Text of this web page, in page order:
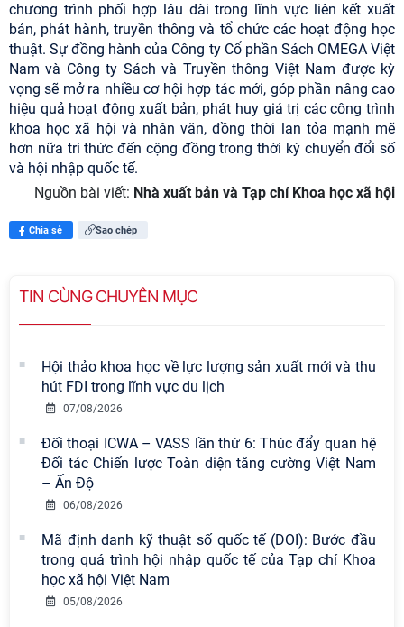
chương trình phối hợp lâu dài trong lĩnh vực liên kết xuất
bản, phát hành, truyền thông và tổ chức các hoạt động học
thuật. Sự đồng hành của Công ty Cổ phần Sách OMEGA Việt
Nam và Công ty Sách và Truyền thông Việt Nam được kỳ
vọng sẽ mở ra nhiều cơ hội hợp tác mới, góp phần nâng cao
hiệu quả hoạt động xuất bản, phát huy giá trị các công trình
khoa học xã hội và nhân văn, đồng thời lan tỏa mạnh mẽ
hơn nữa tri thức đến cộng đồng trong thời kỳ chuyển đổi số
và hội nhập quốc tế.
Nguồn bài viết: Nhà xuất bản và Tạp chí Khoa học xã hội
Chia sẻ Sao chép
TIN CÙNG CHUYÊN MỤC
Hội thảo khoa học về lực lượng sản xuất mới và thu
hút FDI trong lĩnh vực du lịch
07/08/2026
Đối thoại ICWA – VASS lần thứ 6: Thúc đẩy quan hệ
Đối tác Chiến lược Toàn diện tăng cường Việt Nam
– Ấn Độ
06/08/2026
Mã định danh kỹ thuật số quốc tế (DOI): Bước đầu
trong quá trình hội nhập quốc tế của Tạp chí Khoa
học xã hội Việt Nam
05/08/2026
Viện Hàn lâm Khoa học xã hội Việt